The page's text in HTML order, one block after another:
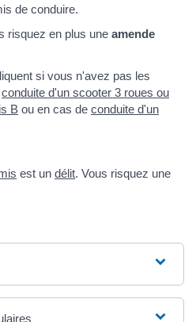
de conduire.
risquez en plus une amende
si vous n'avez pas les
conduite d'un scooter 3 roues ou
B ou en cas de conduite d'un
est undélit. Vous risquez une